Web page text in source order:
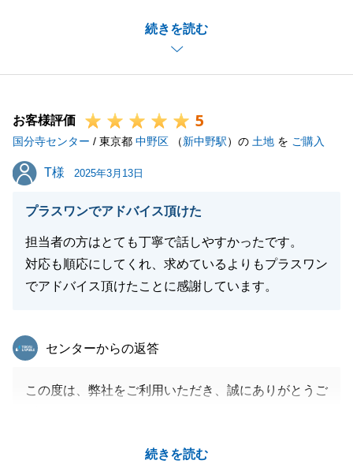
続きを読む
伝いでき、またお役にたてたこと大変光栄でございま
お困りのことがございましたら、お気軽にご連絡いた
今後ともよろしくお願いいたします。
お客様評価 5
国分寺センター / 東京都 中野区 （新中野駅）の 土地 を ご購入
T様
T様 2025年3月13日
プラスワンでアドバイス頂けた
担当者の方はとても丁寧で話しやすかったです。
対応も順応にしてくれ、求めているよりもプラスワン
でアドバイス頂けたことに感謝しています。
続きを読む
東急リバブル
センターからの返答
この度は、弊社をご利用いただき、誠にありがとうご
と、重ねて御礼申し上げます。